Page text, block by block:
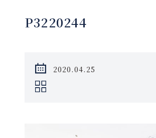
P3220244
2020.04.25